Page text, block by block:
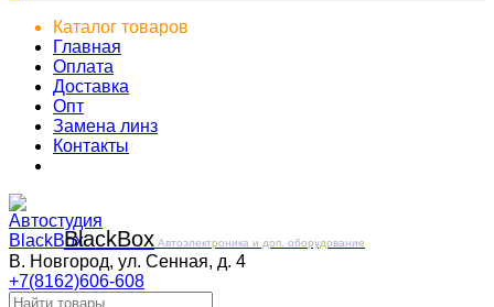
Каталог товаров
Главная
Оплата
Доставка
Опт
Замена линз
Контакты
BlackBox Автоэлектроника и доп. оборудование
В. Новгород, ул. Сенная, д. 4
+7(8162)606-608